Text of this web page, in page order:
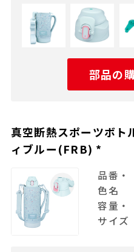
部品の
真空断熱スポーツボ
ィブルー(FRB) *
品番・
色名
容量・
サイズ